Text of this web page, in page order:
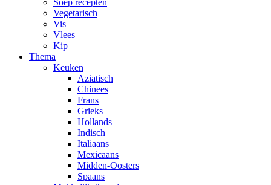
Soep recepten
Vegetarisch
Vis
Vlees
Kip
Thema
Keuken
Aziatisch
Chinees
Frans
Grieks
Hollands
Indisch
Italiaans
Mexicaans
Midden-Oosters
Spaans